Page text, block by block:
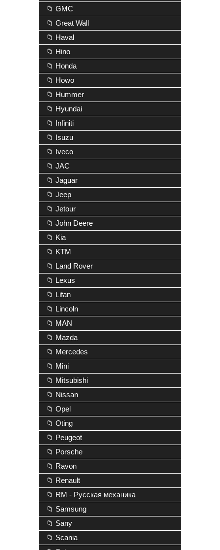
📁 GMC
📁 Great Wall
📁 Haval
📁 Hino
📁 Honda
📁 Howo
📁 Hummer
📁 Hyundai
📁 Infiniti
📁 Isuzu
📁 Iveco
📁 JAC
📁 Jaguar
📁 Jeep
📁 Jetour
📁 John Deere
📁 Kia
📁 KTM
📁 Land Rover
📁 Lexus
📁 Lifan
📁 Lincoln
📁 MAN
📁 Mazda
📁 Mercedes
📁 Mini
📁 Mitsubishi
📁 Nissan
📁 Opel
📁 Oting
📁 Peugeot
📁 Porsche
📁 Ravon
📁 Renault
📁 RM - Русская механика
📁 Samsung
📁 Sany
📁 Scania